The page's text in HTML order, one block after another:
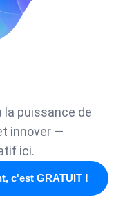
la puissance de
innover —
ici.
c'est GRATUIT !